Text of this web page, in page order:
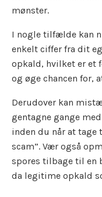
mønster.
I nogle tilfælde kan
enkelt ciffer fra dit
opkald, hvilket er et
og øge chancen for,
Derudover kan
gentagne gange
inden du når at tage
scam”. Vær også
spores tilbage til en
da legitime opkald